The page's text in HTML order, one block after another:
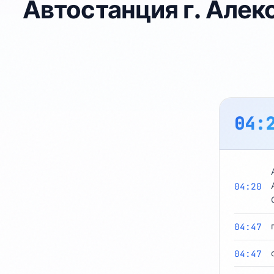
Автостанция г.
04:20
04:47
04:47